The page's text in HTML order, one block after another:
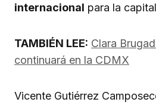
internacional para la
TAMBIÉN LEE: Clara
continuará en la CDMX
Vicente Gutiérrez